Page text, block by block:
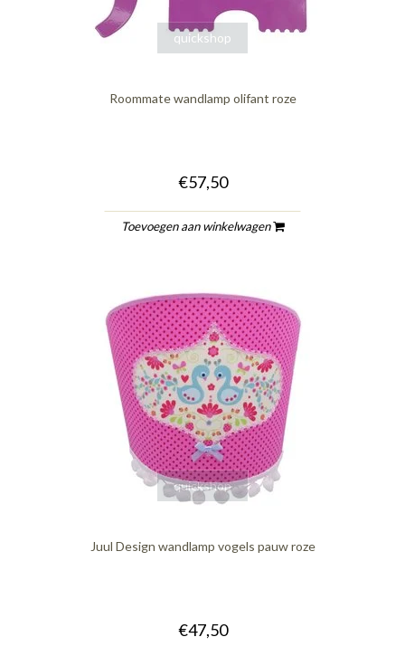
quickshop
Roommate wandlamp olifant roze
€57,50
Toevoegen aan winkelwagen
quickshop
Juul Design wandlamp vogels pauw roze
€47,50